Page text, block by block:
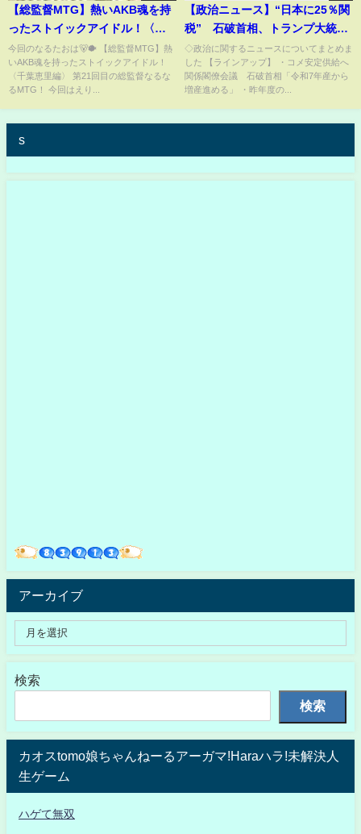
【総監督MTG】熱いAKB魂を持
ったストイックアイドル！〈千
葉恵里編〉
今回のなるたおは🐻🐡 【総監督MTG】熱
いAKB魂を持ったストイックアイドル！
〈千葉恵里編〉 第21回目の総監督なるな
るMTG！ 今回はえり...
【政治ニュース】“日本に25％関
税” 石破首相、トランプ大統領
と首脳会談での事態打開も検討
── 政治まとめニュースライブ
（日テレNEWS LIVE）
◇政治に関するニュースについてまとめま
した 【ラインアップ】 ・コメ安定供給へ
関係閣僚会議 石破首相「令和7年産から
増産進める」 ・昨年度の...
s
アーカイブ
検索
検索
カオスtomo娘ちゃんねーるアーガマ!Haraハラ!未解決人
生ゲーム
ハゲて無双